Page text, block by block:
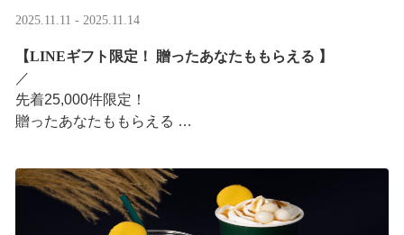
2025.11.11 - 2025.11.14
【LINEギフト限定！ 贈ったあなたももらえる ​】
／ ​
先着25,000件限定！​
贈ったあなたももらえる ​
LINEギフト限定！ タリーズデジタルギフト2,000円分を
贈ると、自分も500円分のデジタルギフトがもらえるキャ
ンペーンがス ···